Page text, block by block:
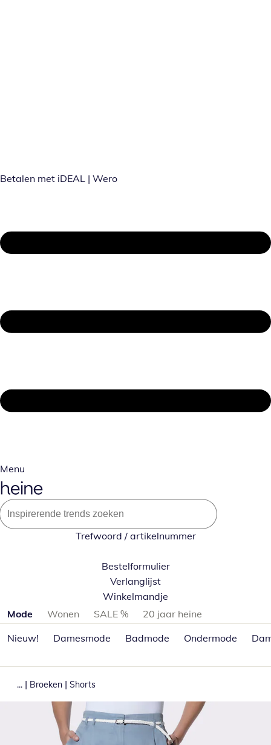
Betalen met iDEAL | Wero
Menu
Trefwoord / artikelnummer
Bestelformulier
Verlanglijst
Winkelmandje
Productcategorieën overslaan
Mode Wonen SALE %
20 jaar heine
Nieuw!
Damesmode Badmode Ondermode
... | Broeken | Shorts